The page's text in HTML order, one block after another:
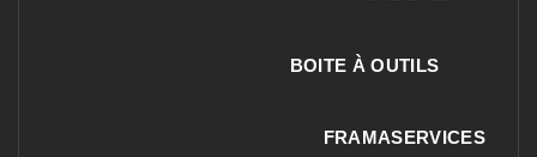
BOITE À OUTILS
FRAMASERVICES